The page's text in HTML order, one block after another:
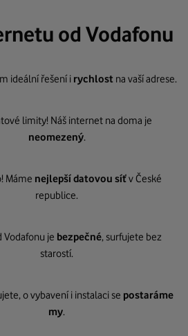
od Vodafonu
ideální řešení i rychlost na vaší adrese.
limity! Náš internet na doma je
neomezený.
Máme nejlepší datovou síťv České
republice.
Vodafonu je bezpečné, surfujete bez
starostí.
o vybavení i instalaci se postaráme
my.